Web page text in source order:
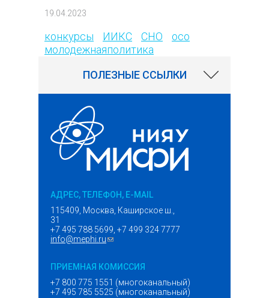
19.04.2023
конкурсы ИИКС СНО
осо
молодежнаяполитика
ПОЛЕЗНЫЕ ССЫЛКИ
АДРЕС, ТЕЛЕФОН, E-MAIL
115409, Москва, Каширское ш.,
31
+7 495 788 5699, +7 499 324 7777
info@mephi.ru(ссылка для отправки email)
ПРИЕМНАЯ КОМИССИЯ
+7 800 775 1551 (многоканальный)
+7 495 785 5525 (многоканальный)